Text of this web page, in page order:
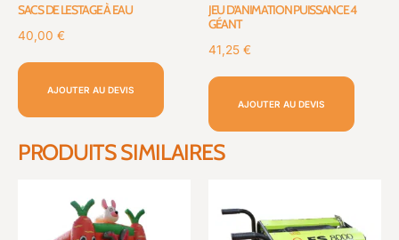
SACS DE LESTAGE À EAU
40,00 €
AJOUTER AU DEVIS
JEU D’ANIMATION PUISSANCE 4
GÉANT
41,25 €
AJOUTER AU DEVIS
PRODUITS SIMILAIRES